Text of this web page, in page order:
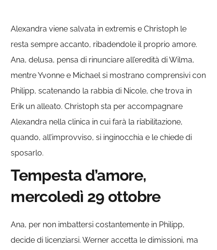
Alexandra viene salvata in extremis e Christoph le
resta sempre accanto, ribadendole il proprio amore.
Ana, delusa, pensa di rinunciare all’eredità di Wilma,
mentre Yvonne e Michael si mostrano comprensivi con
Philipp, scatenando la rabbia di Nicole, che trova in
Erik un alleato. Christoph sta per accompagnare
Alexandra nella clinica in cui farà la riabilitazione,
quando, all’improvviso, si inginocchia e le chiede di
sposarlo.
Tempesta d’amore,
mercoledì 29 ottobre
Ana, per non imbattersi costantemente in Philipp,
decide di licenziarsi. Werner accetta le dimissioni, ma